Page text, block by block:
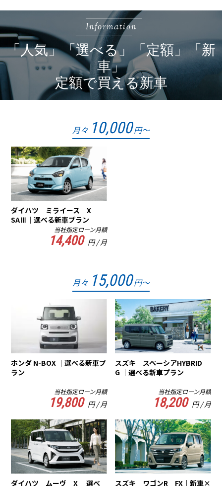
Information
「人気」「選べる」「定額」「新
車」
定額で買える新車
月々 10,000円～
ダイハツ ミライース X
SAⅢ｜選べる新車プラン
当社指定ローン月額
14,400 円 / 月
月々 15,000円～
ホンダ N-BOX ｜選べる新車プ
ラン
当社指定ローン月額
19,800 円 / 月
スズキ スペーシアHYBRID
G ｜選べる新車プラン
当社指定ローン月額
18,200 円 / 月
ダイハツ ムーヴ X ｜選べ
スズキ ワゴンR FX｜新車×